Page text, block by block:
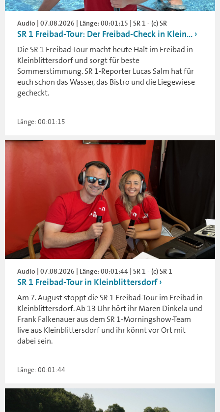
Audio | 07.08.2026 | Länge: 00:01:15 | SR 1 - (c) SR
SR 1 Freibad-Tour: Der Freibad-Check in Klein...
Die SR 1 Freibad-Tour macht heute Halt im Freibad in
Kleinblittersdorf und sorgt für beste
Sommerstimmung. SR 1-Reporter Lucas Salm hat für
euch schon das Wasser, das Bistro und die Liegewiese
gecheckt.
Länge: 00:01:15
Audio | 07.08.2026 | Länge: 00:01:44 | SR 1 - (c) SR 1
SR 1 Freibad-Tour in Kleinblittersdorf
Am 7. August stoppt die SR 1 Freibad-Tour im Freibad in
Kleinblittersdorf. Ab 13 Uhr hört ihr Maren Dinkela und
Frank Falkenauer aus dem SR 1-Morningshow-Team
live aus Kleinblittersdorf und ihr könnt vor Ort mit
dabei sein.
Länge: 00:01:44